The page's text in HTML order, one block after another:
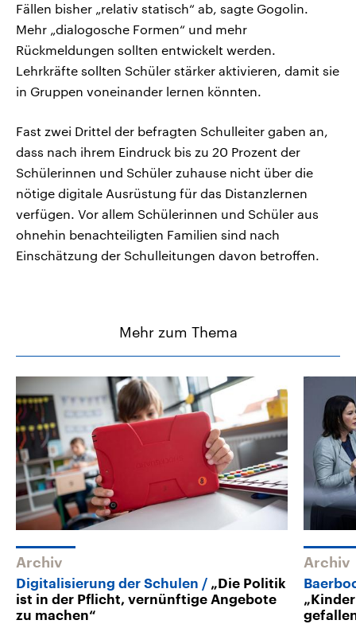
Fällen bisher „relativ statisch“ ab, sagte Gogolin.
Mehr „dialogosche Formen“ und mehr
Rückmeldungen sollten entwickelt werden.
Lehrkräfte sollten Schüler stärker aktivieren, damit sie
in Gruppen voneinander lernen könnten.
Fast zwei Drittel der befragten Schulleiter gaben an,
dass nach ihrem Eindruck bis zu 20 Prozent der
Schülerinnen und Schüler zuhause nicht über die
nötige digitale Ausrüstung für das Distanzlernen
verfügen. Vor allem Schülerinnen und Schüler aus
ohnehin benachteiligten Familien sind nach
Einschätzung der Schulleitungen davon betroffen.
Mehr zum Thema
Archiv
Digitalisierung der Schulen
„Die Politik
ist in der Pflicht, vernünftige Angebote
zu machen“
Archiv